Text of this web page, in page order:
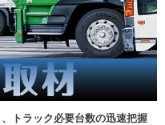
トラック必要台数の迅速把握